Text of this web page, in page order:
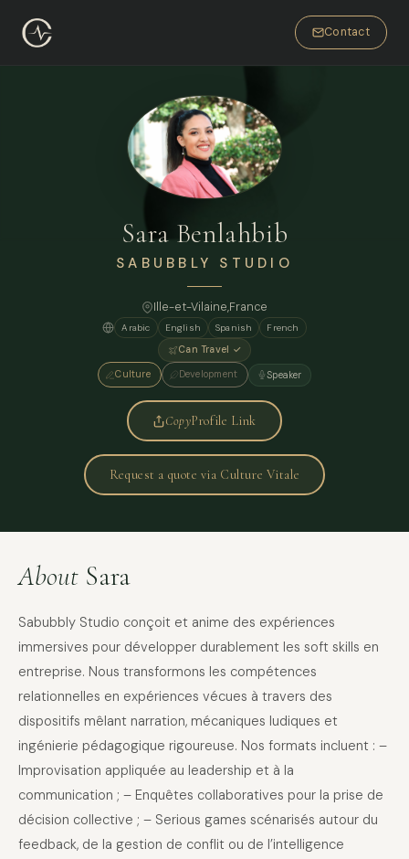
Contact
Sara Benlahbib
SABUBBLY STUDIO
Ille-et-Vilaine,France
Arabic English Spanish
French
Can Travel ✓
Culture Development Speaker
CopyProfile Link
Request a quote via Culture Vitale
About Sara
Sabubbly Studio conçoit et anime des expériences
immersives pour développer durablement les soft skills en
entreprise. Nous transformons les compétences
relationnelles en expériences vécues à travers des
dispositifs mêlant narration, mécaniques ludiques et
ingénierie pédagogique rigoureuse. Nos formats incluent : –
Improvisation appliquée au leadership et à la
communication ; – Enquêtes collaboratives pour la prise de
décision collective ; – Serious games scénarisés autour du
feedback, de la gestion de conflit ou de l’intelligence